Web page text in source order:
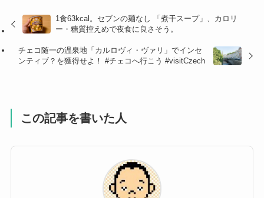
1食63kcal。セブンの麺なし 「煮干スープ」、カロリ
ー・糖質控えめで夜食に良さそう。
チェコ随一の温泉地「カルロヴィ・ヴァリ」でインセ
ンティブ？を獲得せよ！ #チェコへ行こう #visitCzech
この記事を書いた人